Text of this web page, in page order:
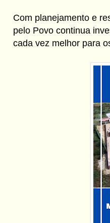
Com planejamento e
pelo Povo continua
cada vez melhor para